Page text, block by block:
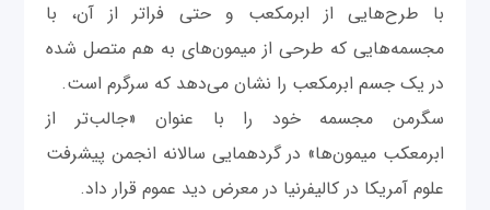
با طرح‌هایی از ابرمکعب و حتی فراتر از آن، با
مجسمه‌هایی که طرحی از میمون‌های به هم متصل شده
در یک جسم ابرمکعب را نشان می‌دهد که سرگرم است.
سگرمن مجسمه خود را با عنوان «جالب‌تر از
ابرمعکب میمون‌ها» در گردهمایی سالانه انجمن پیشرفت
علوم آمریکا در کالیفرنیا در معرض دید عموم قرار داد.